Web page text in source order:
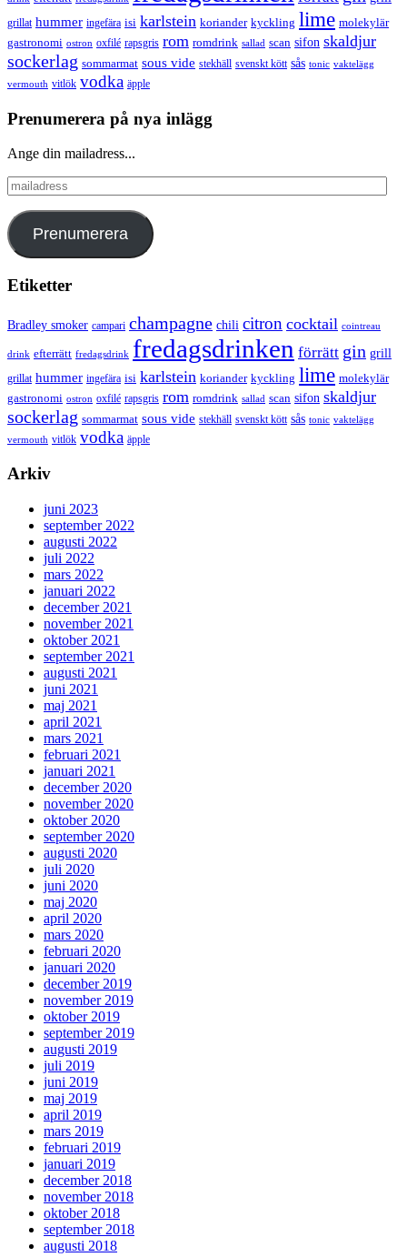
grillat hummer ingefära isi karlstein koriander kyckling lime molekylär
gastronomi ostron oxfilé rapsgris rom romdrink sallad scan sifon skaldjur
sockerlag sommarmat sous vide stekhäll svenskt kött sås tonic vaktelägg
vermouth vitlök vodka äpple
Prenumerera på nya inlägg
Ange din mailadress...
mailadress
Prenumerera
Etiketter
Bradley smoker campari champagne chili citron cocktail cointreau
drink efterrätt fredagsdrink fredagsdrinken förrätt gin grill
grillat hummer ingefära isi karlstein koriander kyckling lime molekylär
gastronomi ostron oxfilé rapsgris rom romdrink sallad scan sifon skaldjur
sockerlag sommarmat sous vide stekhäll svenskt kött sås tonic vaktelägg
vermouth vitlök vodka äpple
Arkiv
juni 2023
september 2022
augusti 2022
juli 2022
mars 2022
januari 2022
december 2021
november 2021
oktober 2021
september 2021
augusti 2021
juni 2021
maj 2021
april 2021
mars 2021
februari 2021
januari 2021
december 2020
november 2020
oktober 2020
september 2020
augusti 2020
juli 2020
juni 2020
maj 2020
april 2020
mars 2020
februari 2020
januari 2020
december 2019
november 2019
oktober 2019
september 2019
augusti 2019
juli 2019
juni 2019
maj 2019
april 2019
mars 2019
februari 2019
januari 2019
december 2018
november 2018
oktober 2018
september 2018
augusti 2018